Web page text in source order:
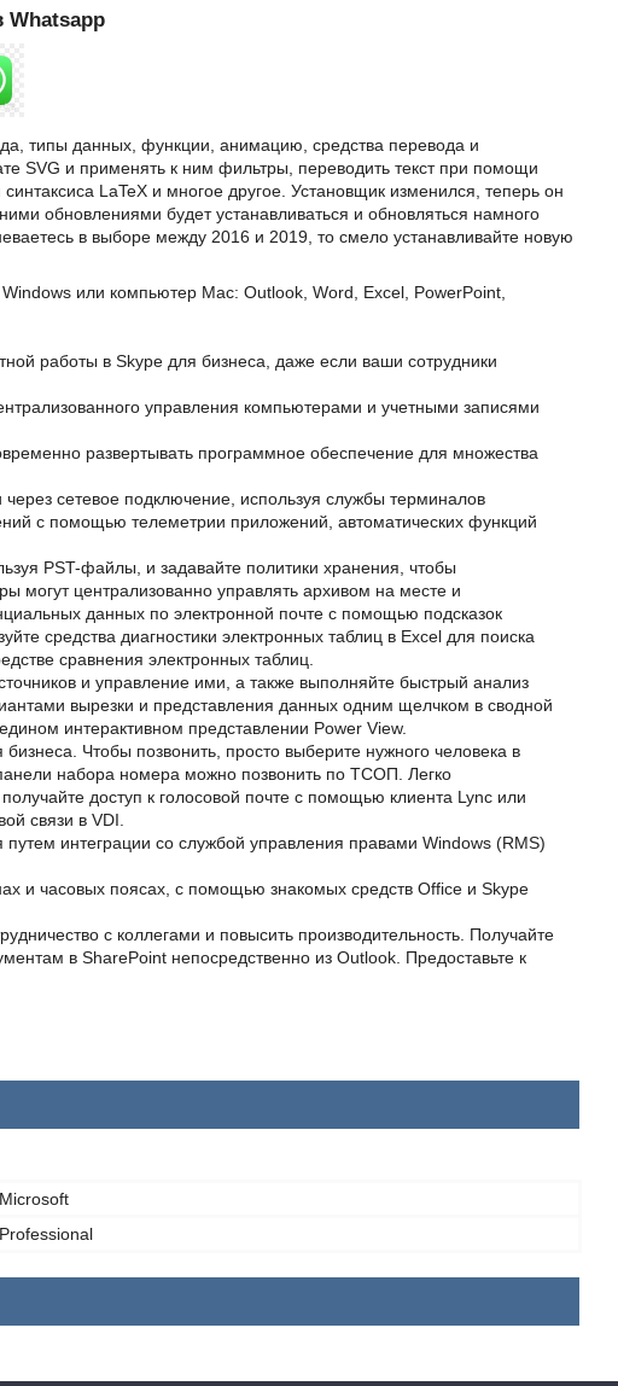
Whatsapp
типы данных, функции, анимацию, средства перевода и
SVG и применять к ним фильтры, переводить текст при помощи
LaTeX и многое другое. Установщик изменился, теперь он
обновлениями будет устанавливаться и обновляться намного
в выборе между 2016 и 2019, то смело устанавливайте новую
или компьютер Mac: Outlook, Word, Excel, PowerPoint,
работы в Skype для бизнеса, даже если ваши сотрудники
управления компьютерами и учетными записями
развертывать программное обеспечение для множества
сетевое подключение, используя службы терминалов
с помощью телеметрии приложений, автоматических функций
PST-файлы, и задавайте политики хранения, чтобы
могут централизованно управлять архивом на месте и
данных по электронной почте с помощью подсказок
средства диагностики электронных таблиц в Excel для поиска
сравнения электронных таблиц.
и управление ими, а также выполняйте быстрый анализ
вырезки и представления данных одним щелчком в сводной
интерактивном представлении Power View.
Чтобы позвонить, просто выберите нужного человека в
набора номера можно позвонить по ТСОП. Легко
доступ к голосовой почте с помощью клиента Lync или
связи в VDI.
интеграции со службой управления правами Windows (RMS)
и часовых поясах, с помощью знакомых средств Office и Skype
с коллегами и повысить производительность. Получайте
в SharePoint непосредственно из Outlook. Предоставьте к
Microsoft
Professional